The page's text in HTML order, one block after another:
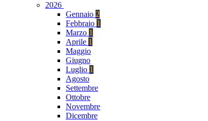
2026
Gennaio 2
Febbraio 1
Marzo 1
Aprile 1
Maggio
Giugno
Luglio 1
Agosto
Settembre
Ottobre
Novembre
Dicembre